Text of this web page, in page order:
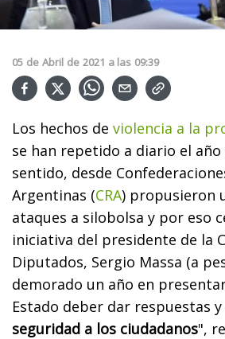
05 de Abril de 2021 a las 09:39
Los hechos de violencia a la
se han repetido a diario el año
sentido, desde
Argentinas (CRA) propusieron
ataques a silobolsa y por eso
iniciativa del presidente de la
Diputados, Sergio Massa (a
demorado un año en
Estado deber dar respuestas y
seguridad a los ciudadanos",